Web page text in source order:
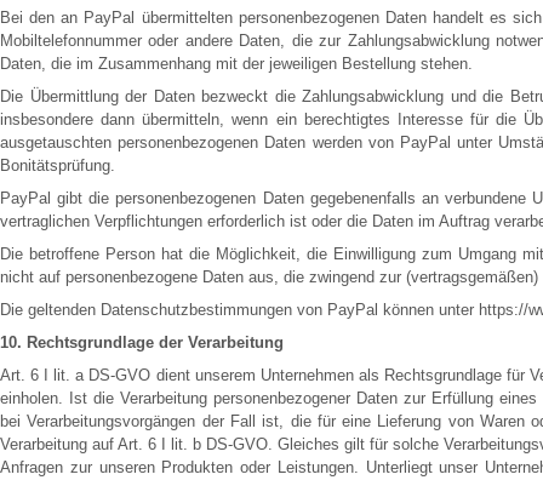
Bei den an PayPal übermittelten personenbezogenen Daten handelt es
Mobiltelefonnummer oder andere Daten, die zur Zahlungsabwicklung
Daten, die im Zusammenhang mit der jeweiligen Bestellung stehen.
Die Übermittlung der Daten bezweckt die Zahlungsabwicklung und die
insbesondere dann übermitteln, wenn ein berechtigtes Interesse für die
ausgetauschten personenbezogenen Daten werden von PayPal unter
Bonitätsprüfung.
PayPal gibt die personenbezogenen Daten gegebenenfalls an
vertraglichen Verpflichtungen erforderlich ist oder die Daten im Auftrag
Die betroffene Person hat die Möglichkeit, die Einwilligung zum Umgang
nicht auf personenbezogene Daten aus, die zwingend zur
Die geltenden Datenschutzbestimmungen von PayPal können unter https://
10. Rechtsgrundlage der Verarbeitung
Art. 6 I lit. a DS-GVO dient unserem Unternehmen als Rechtsgrundlage für
einholen. Ist die Verarbeitung personenbezogener Daten zur Erfüllung
bei Verarbeitungsvorgängen der Fall ist, die für eine Lieferung von Waren
Verarbeitung auf Art. 6 I lit. b DS-GVO. Gleiches gilt für solche
Anfragen zur unseren Produkten oder Leistungen. Unterliegt unser